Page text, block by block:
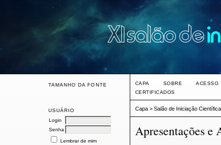
TAMANHO DA FONTE
USUÁRIO
Login
Senha
Lembrar de mim
CAPA SOBRE
ACESSO
CERTIFICADOS
Capa> Salão de Iniciação
Apresentações e